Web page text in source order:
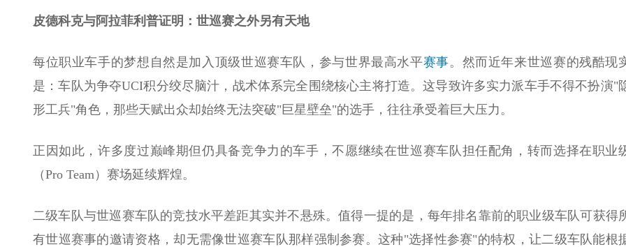
皮德科克与阿拉菲利普证明：世巡赛之外另有天地
每位职业车手的梦想自然是加入顶级世巡赛车队，参与世界最高水平赛事。然而近年来世巡赛的残酷现
是：车队为争夺UCI积分绞尽脑汁，战术体系完全围绕核心主将打造。这导致许多实力派车手不得不扮演"
形工兵"角色，那些天赋出众却始终无法突破"巨星壁垒"的选手，往往承受着巨大压力。
正因如此，许多度过巅峰期但仍具备竞争力的车手，不愿继续在世巡赛车队担任配角，转而选择在职业
（Pro Team）赛场延续辉煌。
二级车队与世巡赛车队的竞技水平差距其实并不悬殊。值得一提的是，每年排名靠前的职业级车队可获得
有世巡赛事的邀请资格，却无需像世巡赛车队那样强制参赛。这种"选择性参赛"的特权，让二级车队能根